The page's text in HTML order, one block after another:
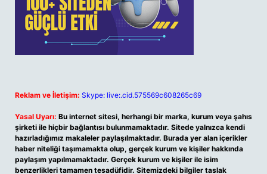
Reklam ve İletişim: Skype: live:.cid.575569c608265c69
Yasal Uyarı: Bu internet sitesi, herhangi bir marka, kurum veya şahıs
şirketi ile hiçbir bağlantısı bulunmamaktadır. Sitede yalnızca kendi
hazırladığımız makaleler paylaşılmaktadır. Burada yer alan içerikler
haber niteliği taşımamakta olup, gerçek kurum ve kişiler hakkında
paylaşım yapılmamaktadır. Gerçek kurum ve kişiler ile isim
benzerlikleri tamamen tesadüfidir. Sitemizdeki bilgiler taslak